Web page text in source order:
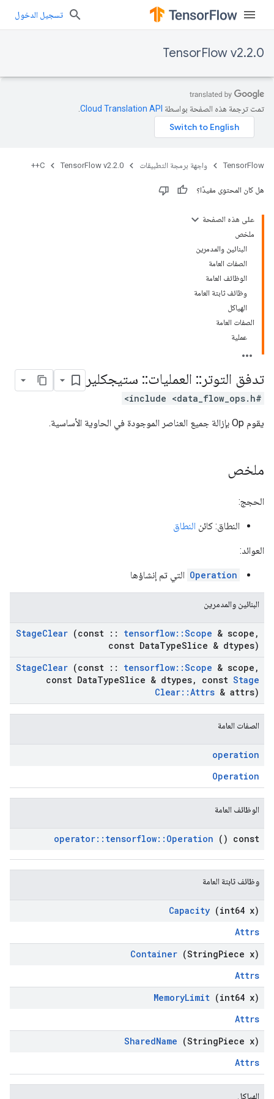
تسجيل الدخول
TensorFlow v2.2.0
تمت ترجمة هذه الصفحة بواسطة Cloud Translation API‏
TensorFlow واجهة برمجة التطبيقات TensorFlow v2.2.0
C++
هل كان المحتوى مفيدًا؟
على هذه الصفحة
ملخص
البنائين والمدمرين
الصفات العامة
الوظائف العامة
وظائف ثابتة العامة
الهياكل
الصفات العامة
عملية
تدفق التوتر :: العمليات:: ستيجكلير
#include <data_flow_ops.h>
يقوم Op بإزالة جميع العناصر الموجودة في الحاوية الأساسية.
ملخص
الحجج:
النطاق: كائن النطاق
العوائد:
Operation التي تم إنشاؤها
البنائين والمدمرين
StageClear (const :: tensorflow::Scope & scope ,
const DataTypeSlice & dtypes)
StageClear (const :: tensorflow::Scope & scope ,
const DataTypeSlice & dtypes, const Stage
Clear::Attrs & attrs)
الصفات العامة
operation
Operation
الوظائف العامة
operator:: tensorflow:: Operation () const
وظائف ثابتة العامة
Capacity (int64 x)
Attrs
Container (StringPiece x)
Attrs
MemoryLimit (int64 x)
Attrs
SharedName (StringPiece x)
Attrs
الهياكل